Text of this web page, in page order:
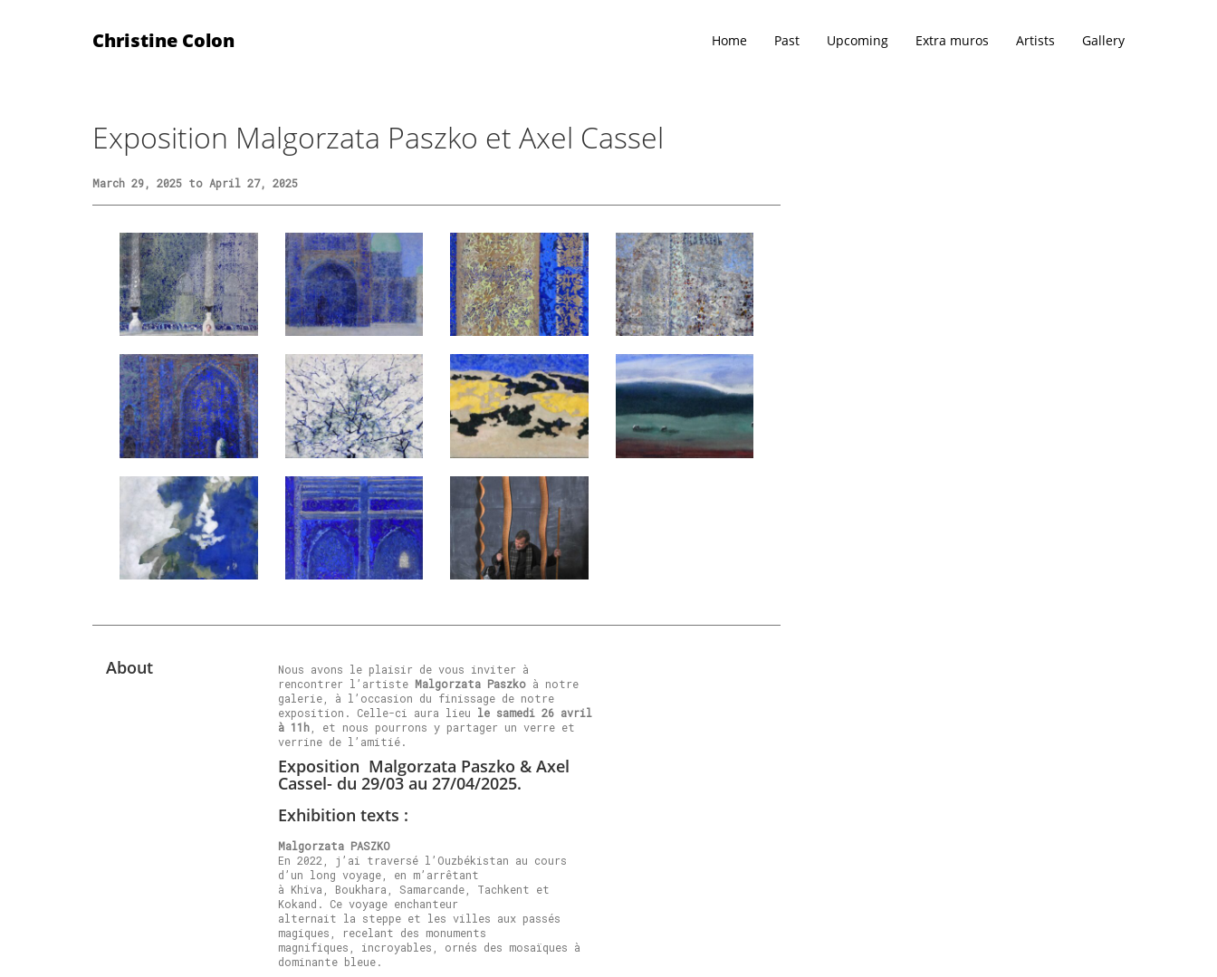
Christine Colon Home Past Upcoming Extra muros Artists Gallery
Exposition Malgorzata Paszko et Axel Cassel
March 29, 2025 to April 27, 2025
About
Nous avons le plaisir de vous inviter à
rencontrer l’artiste Malgorzata Paszko à notre
galerie, à l’occasion du finissage de notre
exposition. Celle-ci aura lieu le samedi 26 avril
à 11h , et nous pourrons y partager un verre et
verrine de l’amitié.
Exposition Malgorzata Paszko & Axel
Cassel- du 29/03 au 27/04/2025.
Exhibition texts :
Malgorzata PASZKO
En 2022, j’ai traversé l’Ouzbékistan au cours
d’un long voyage, en m’arrêtant
à Khiva, Boukhara, Samarcande, Tachkent et
Kokand. Ce voyage enchanteur
alternait la steppe et les villes aux passés
magiques, recelant des monuments
magnifiques, incroyables, ornés des mosaïques à
dominante bleue.